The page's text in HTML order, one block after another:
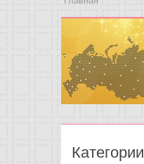
Категории